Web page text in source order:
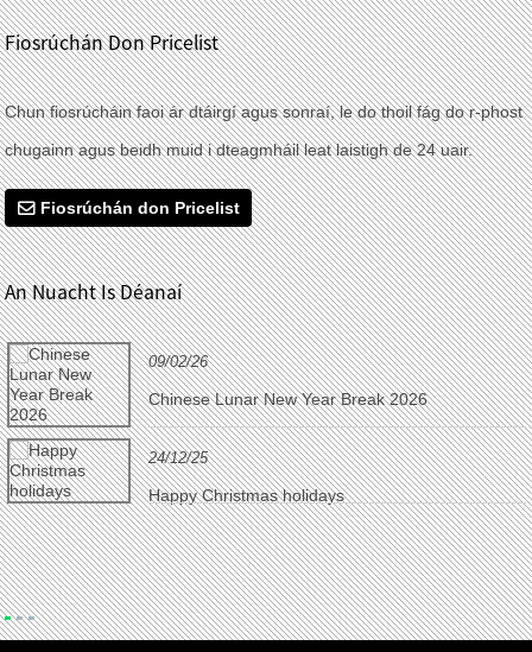
Fiosrúchán Don Pricelist
Chun fiosrúcháin faoi ár dtáirgí agus sonraí, le do thoil fág do r-phost
chugainn agus beidh muid i dteagmháil leat laistigh de 24 uair.
Fiosrúchán don Pricelist
An Nuacht Is Déanaí
09/02/26
Chinese Lunar New Year Break 2026
24/12/25
Happy Christmas holidays